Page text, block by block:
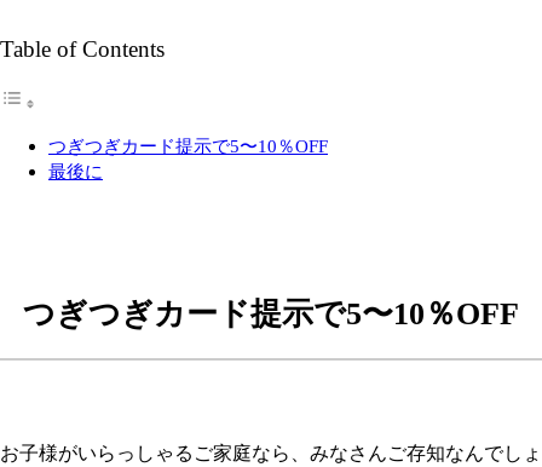
Table of Contents
つぎつぎカード提示で5〜10％OFF
最後に
つぎつぎカード提示で5〜10％OFF
お子様がいらっしゃるご家庭なら、みなさんご存知なんでしょ